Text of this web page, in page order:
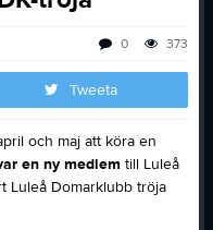
373
0
Tweeta
och maj att köra en
en ny medlem till Luleå
Luleå Domarklubb tröja